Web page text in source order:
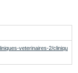
veterinaires-2/cliniqu